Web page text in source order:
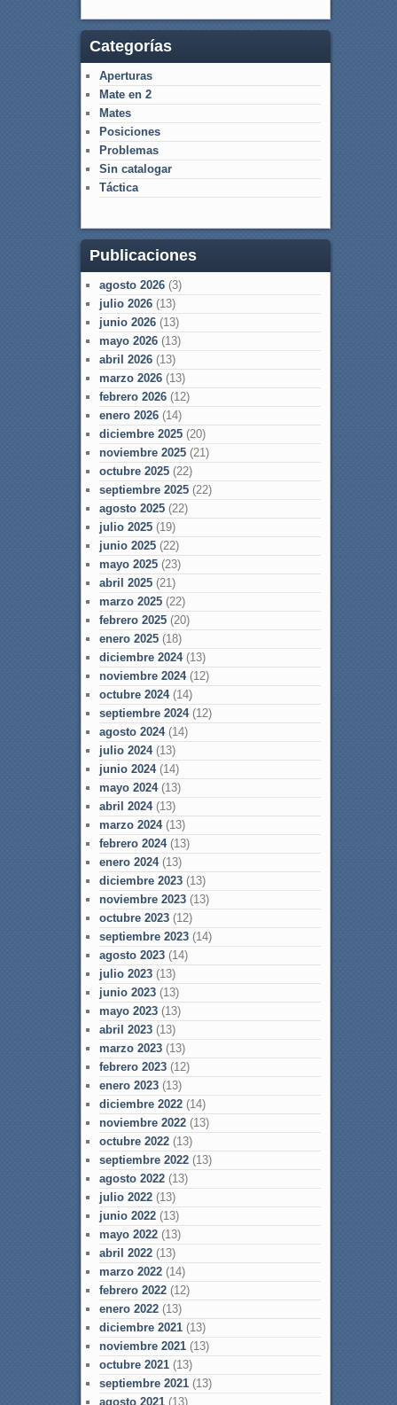
Categorías
Aperturas
Mate en 2
Mates
Posiciones
Problemas
Sin catalogar
Táctica
Publicaciones
agosto 2026(3)
julio 2026(13)
junio 2026(13)
mayo 2026(13)
abril 2026(13)
marzo 2026(13)
febrero 2026(12)
enero 2026(14)
diciembre 2025(20)
noviembre 2025(21)
octubre 2025(22)
septiembre 2025(22)
agosto 2025(22)
julio 2025(19)
junio 2025(22)
mayo 2025(23)
abril 2025(21)
marzo 2025(22)
febrero 2025(20)
enero 2025(18)
diciembre 2024(13)
noviembre 2024(12)
octubre 2024(14)
septiembre 2024(12)
agosto 2024(14)
julio 2024(13)
junio 2024(14)
mayo 2024(13)
abril 2024(13)
marzo 2024(13)
febrero 2024(13)
enero 2024(13)
diciembre 2023(13)
noviembre 2023(13)
octubre 2023(12)
septiembre 2023(14)
agosto 2023(14)
julio 2023(13)
junio 2023(13)
mayo 2023(13)
abril 2023(13)
marzo 2023(13)
febrero 2023(12)
enero 2023(13)
diciembre 2022(14)
noviembre 2022(13)
octubre 2022(13)
septiembre 2022(13)
agosto 2022(13)
julio 2022(13)
junio 2022(13)
mayo 2022(13)
abril 2022(13)
marzo 2022(14)
febrero 2022(12)
enero 2022(13)
diciembre 2021(13)
noviembre 2021(13)
octubre 2021(13)
septiembre 2021(13)
agosto 2021(13)